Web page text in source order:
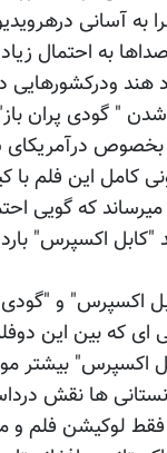
به آسانی
به احتمال
هند ودرکشورهایی
" گودی پران
بخصوص
کامل این فلم با
میرساند که گویی
"کابل اکسپرس"
اکسپرس" و "گودی
ای که بین این
اکسپرس" بیشتر
ها نقش
لوکیشن فلم و